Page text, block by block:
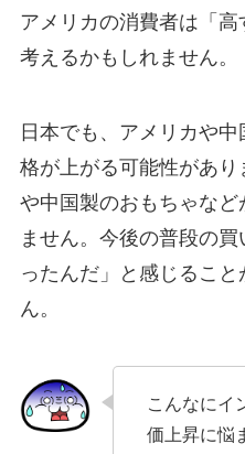
アメリカの消費者は「
考えるかもしれません。
日本でも、アメリカや
格が上がる可能性があ
や中国製のおもちゃな
ません。今後の普段の
ったんだ」と感じるこ
ん。
こんなにイ
価上昇に悩